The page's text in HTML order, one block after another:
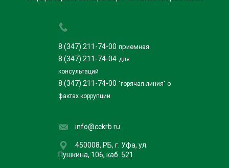
8 (347) 211-74-00 приемная
8 (347) 211-74-04 для
консультаций
8 (347) 211-74-00 "горячая линия" о
фактах коррупции
info@cckrb.ru
450008, РБ, г. Уфа, ул.
Пушкина, 106, каб. 521